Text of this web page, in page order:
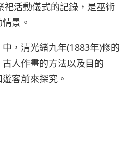
祀活動儀式的記錄，是巫術
景。
，清光緒九年(1883年)修的
人作畫的方法以及目的
客前來探究。